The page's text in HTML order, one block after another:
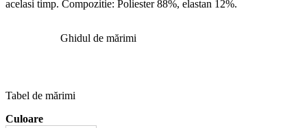
acelasi timp. Compozitie: Poliester 88%, elastan 12%.
Ghidul de mărimi
Tabel de mărimi
Culoare